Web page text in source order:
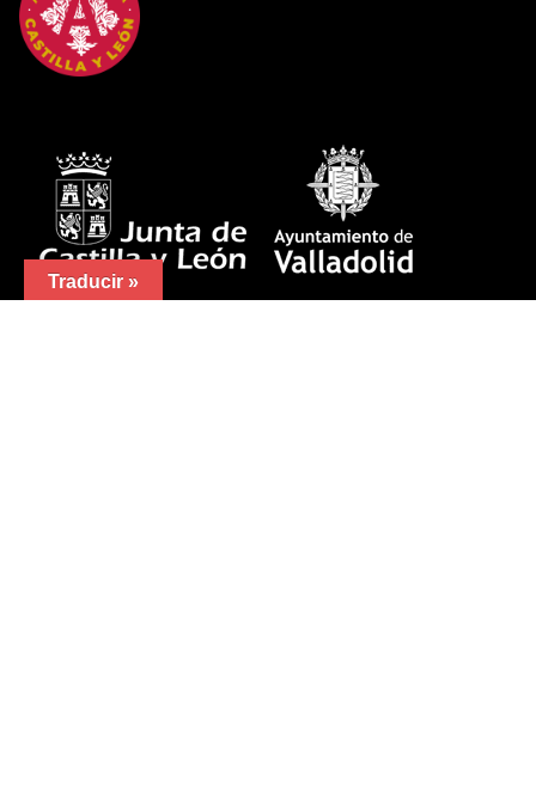
Traducir »